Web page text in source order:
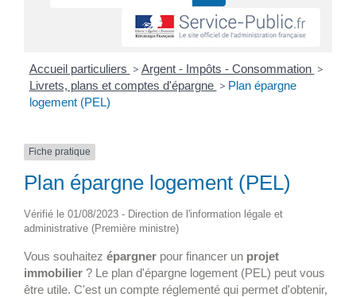
Accueil particuliers > Argent - Impôts - Consommation >
Livrets, plans et comptes d'épargne > Plan épargne
logement (PEL)
Fiche pratique
Plan épargne logement (PEL)
Vérifié le 01/08/2023 - Direction de l'information légale et
administrative (Première ministre)
Vous souhaitez épargner pour financer un projet
immobilier ? Le plan d'épargne logement (PEL) peut vous
être utile. C'est un compte réglementé qui permet d'obtenir,